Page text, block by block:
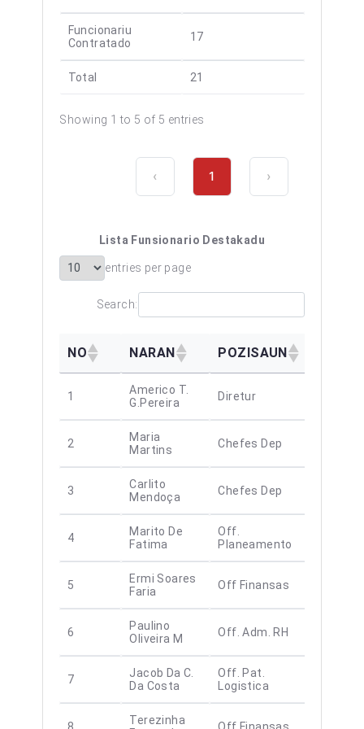
Funcionariu
Contratado
17
Total 21
Showing 1 to 5 of 5 entries
‹ 1 ›
Lista Funsionario Destakadu
entries per page
Search:
NO NARAN POZISAUN
1
Americo T.
G.Pereira
Diretur
2
Maria
Martins
Chefes Dep
3
Carlito
Mendoça
Chefes Dep
4
Marito De
Fatima
Off.
Planeamento
5
Ermi Soares
Faria
Off Finansas
6
Paulino
Oliveira M
Off. Adm. RH
7
Jacob Da C.
Da Costa
Off. Pat.
Logistica
8
Terezinha
Off Finansas